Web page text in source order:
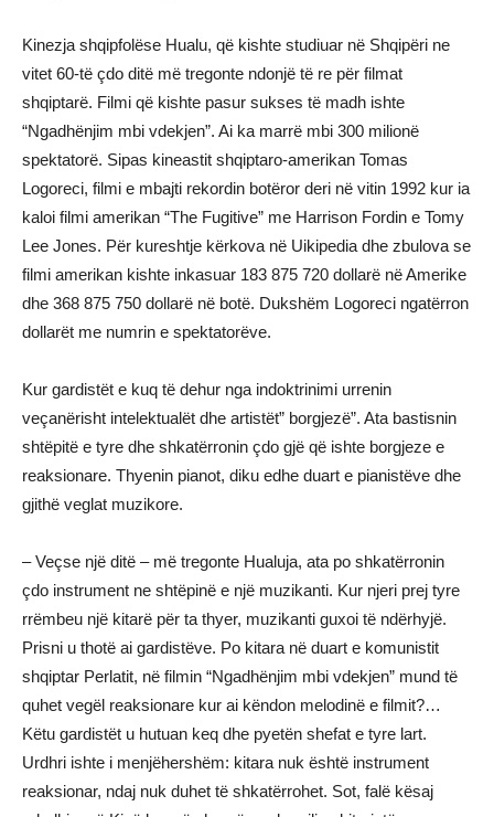
Kinezja shqipfolëse Hualu, që kishte studiuar në Shqipëri ne
vitet 60-të çdo ditë më tregonte ndonjë të re për filmat
shqiptarë. Filmi që kishte pasur sukses të madh ishte
“Ngadhënjim mbi vdekjen”. Ai ka marrë mbi 300 milionë
spektatorë. Sipas kineastit shqiptaro-amerikan Tomas
Logoreci, filmi e mbajti rekordin botëror deri në vitin 1992 kur ia
kaloi filmi amerikan “The Fugitive” me Harrison Fordin e Tomy
Lee Jones. Për kureshtje kërkova në Uikipedia dhe zbulova se
filmi amerikan kishte inkasuar 183 875 720 dollarë në Amerike
dhe 368 875 750 dollarë në botë. Dukshëm Logoreci ngatërron
dollarët me numrin e spektatorëve.
Kur gardistët e kuq të dehur nga indoktrinimi urrenin
veçanërisht intelektualët dhe artistët” borgjezë”. Ata bastisnin
shtëpitë e tyre dhe shkatërronin çdo gjë që ishte borgjeze e
reaksionare. Thyenin pianot, diku edhe duart e pianistëve dhe
gjithë veglat muzikore.
– Veçse një ditë – më tregonte Hualuja, ata po shkatërronin
çdo instrument ne shtëpinë e një muzikanti. Kur njeri prej tyre
rrëmbeu një kitarë për ta thyer, muzikanti guxoi të ndërhyjë.
Prisni u thotë ai gardistëve. Po kitara në duart e komunistit
shqiptar Perlatit, në filmin “Ngadhënjim mbi vdekjen” mund të
quhet vegël reaksionare kur ai këndon melodinë e filmit?…
Këtu gardistët u hutuan keq dhe pyetën shefat e tyre lart.
Urdhri ishte i menjëhershëm: kitara nuk është instrument
reaksionar, ndaj nuk duhet të shkatërrohet. Sot, falë kësaj